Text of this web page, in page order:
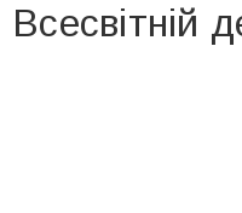
Всесвітній